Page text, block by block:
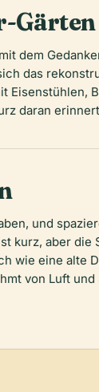
Gärten
dem
das
daran
und
kurz, aber
eine alte
von Luft